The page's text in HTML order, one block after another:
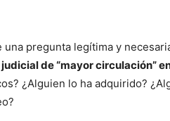
una pregunta legítima y
de “mayor circulación”
¿Alguien lo ha adquirido?